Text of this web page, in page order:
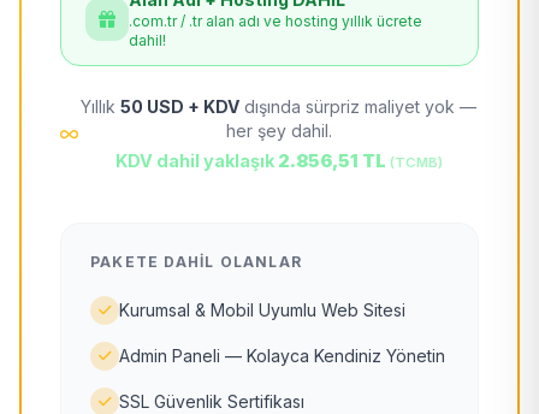
.com.tr / .tr alan adı ve hosting yıllık ücrete
dahil!
Yıllık 50 USD + KDV dışında sürpriz maliyet yok —
her şey dahil.
KDV dahil yaklaşık 2.856,51 TL (TCMB)
PAKETE DAHIL OLANLAR
Kurumsal & Mobil Uyumlu Web Sitesi
Admin Paneli — Kolayca Kendiniz Yönetin
SSL Güvenlik Sertifikası